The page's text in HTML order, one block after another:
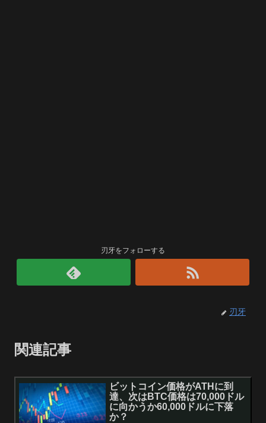
刃牙をフォローする
刃牙
関連記事
ビットコイン価格がATHに到
達、次はBTC価格は70,000ドル
に向かうか60,000ドルに下落
か？